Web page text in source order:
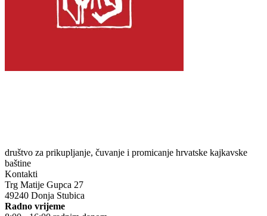
društvo za prikupljanje, čuvanje i promicanje hrvatske kajkavske
baštine
Kontakti
Trg Matije Gupca 27
49240 Donja Stubica
Radno vrijeme